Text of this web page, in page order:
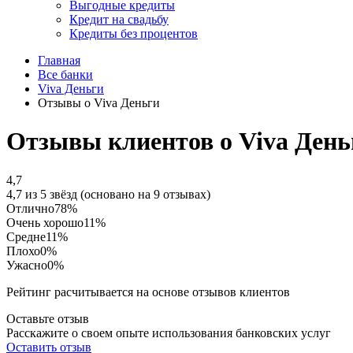
Выгодные кредиты
Кредит на свадьбу
Кредиты без процентов
Главная
Все банки
Viva Деньги
Отзывы о Viva Деньги
Отзывы клиентов о Viva
4,7
4,7 из 5 звёзд (основано на 9 отзывах)
Отлично78%
Очень хорошо11%
Средне11%
Плохо0%
Ужасно0%
Рейтинг расчитывается на основе отзывов клиентов
Оставьте отзыв
Расскажите о своем опыте использования банковских услуг
Оставить отзыв